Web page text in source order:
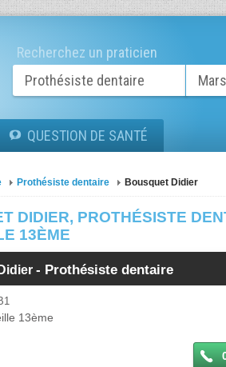
Recherchez un praticien
QUESTION DE SANTÉ
Prothésiste dentaire Bousquet Didier
DIDIER, PROTHÉSISTE
13ÈME
- Prothésiste dentaire
13ème